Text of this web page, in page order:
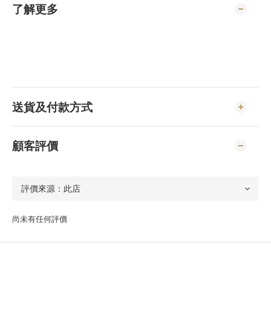
了解更多
送貨及付款方式
顧客評價
尚未有任何評價